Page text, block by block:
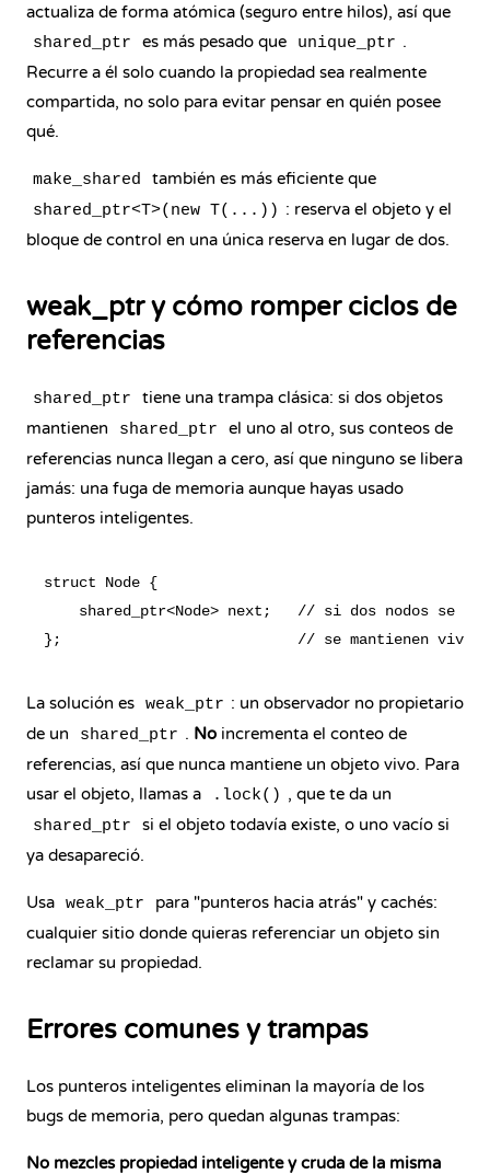
actualiza de forma atómica (seguro entre hilos), así que
shared_ptr es más pesado que unique_ptr .
Recurre a él solo cuando la propiedad sea realmente
compartida, no solo para evitar pensar en quién posee
qué.
make_shared también es más eficiente que
shared_ptr<T>(new T(...)) : reserva el objeto y el
bloque de control en una única reserva en lugar de dos.
weak_ptr y cómo romper ciclos de
referencias
shared_ptr
tiene una trampa clásica: si dos objetos
mantienen
shared_ptr
el uno al otro, sus conteos de
referencias nunca llegan a cero, así que ninguno se libera
jamás: una fuga de memoria aunque hayas usado
punteros inteligentes.
struct Node {
shared_ptr<Node> next;   // si dos nodos se
La solución es weak_ptr : un observador no propietario
de un
shared_ptr . No incrementa el conteo de
referencias, así que nunca mantiene un objeto vivo. Para
usar el objeto, llamas a
.lock() , que te da un
shared_ptr
si el objeto todavía existe, o uno vacío si
ya desapareció.
Usa weak_ptr
para "punteros hacia atrás" y cachés:
cualquier sitio donde quieras referenciar un objeto sin
reclamar su propiedad.
Errores comunes y trampas
Los punteros inteligentes eliminan la mayoría de los
bugs de memoria, pero quedan algunas trampas:
No mezcles propiedad inteligente y cruda de la misma